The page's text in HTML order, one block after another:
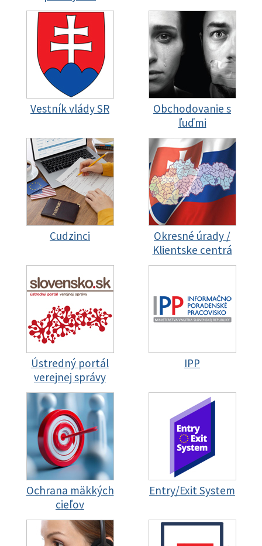
Vestník vlády SR
Obchodovanie s
ľuďmi
Cudzinci
Okresné úrady /
Klientske centrá
Ústredný portál
verejnej správy
IPP
Ochrana mäkkých
cieľov
Entry/Exit System